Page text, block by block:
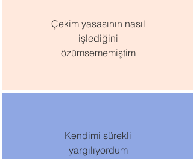
Çekim yasasının nasıl
işlediğini
özümsememiştim
Kendimi sürekli
yargılıyordum